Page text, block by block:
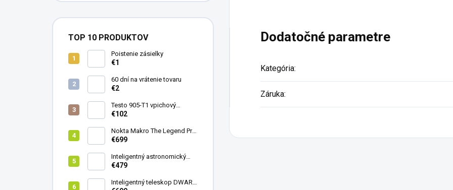
TOP 10 PRODUKTOV
Poistenie zásielky
€1
60 dní na vrátenie tovaru
€2
Testo 905-T1 vpichový
teplomer
€102
Nokta Makro The Legend Pro
Pack - model 2024
€699
Inteligentný astronomický
teleskop DwarfLab Dwarf
€479
Inteligentný teleskop DWARF
Dodatočné parametre
Kategória:
Záruka: